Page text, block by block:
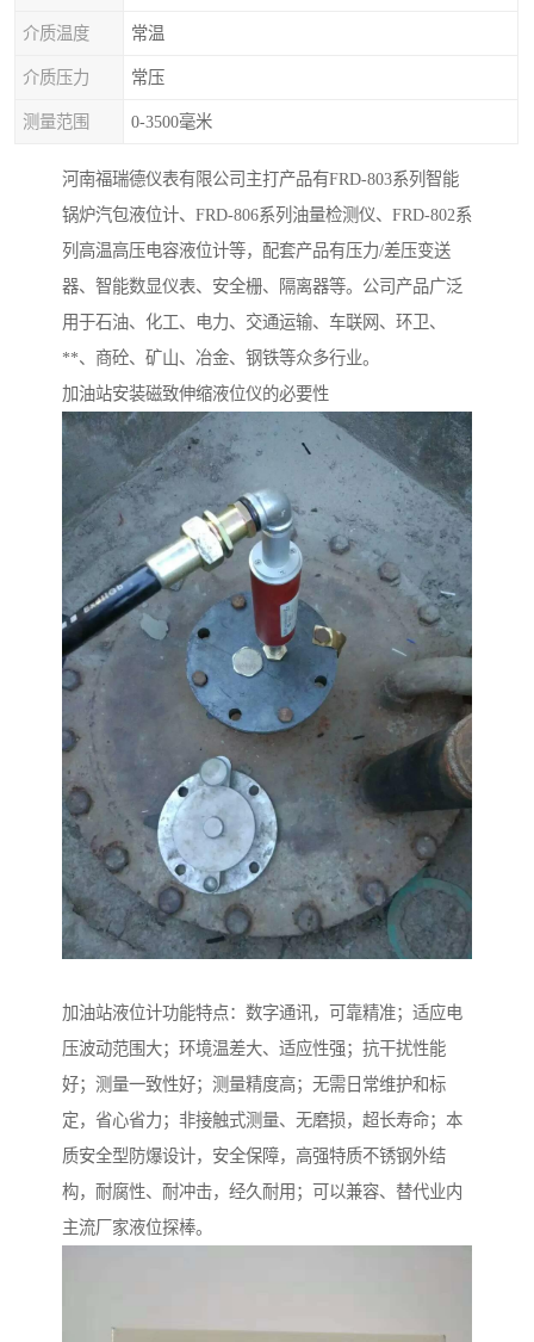
介质温度 常温
介质压力 常压
测量范围 0-3500毫米
河南福瑞德仪表有限公司主打产品有FRD-803系列智能
锅炉汽包液位计、FRD-806系列油量检测仪、FRD-802系
列高温高压电容液位计等，配套产品有压力/差压变送
器、智能数显仪表、安全栅、隔离器等。公司产品广泛
用于石油、化工、电力、交通运输、车联网、环卫、
**、商砼、矿山、冶金、钢铁等众多行业。
加油站安装磁致伸缩液位仪的必要性
加油站液位计功能特点：数字通讯，可靠精准；适应电
压波动范围大；环境温差大、适应性强；抗干扰性能
好；测量一致性好；测量精度高；无需日常维护和标
定，省心省力；非接触式测量、无磨损，超长寿命；本
质安全型防爆设计，安全保障，高强特质不锈钢外结
构，耐腐性、耐冲击，经久耐用；可以兼容、替代业内
主流厂家液位探棒。